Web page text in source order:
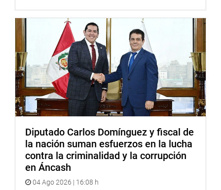
Diputado Carlos Domínguez y fiscal de
la nación suman esfuerzos en la lucha
contra la criminalidad y la corrupción
en Áncash
04 Ago 2026 | 16:08 h